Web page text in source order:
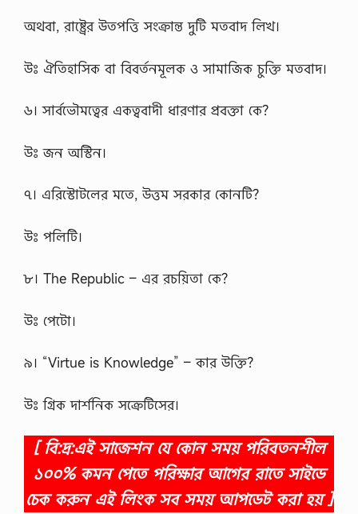
অথবা, রাষ্ট্রের উতপত্তি সংক্রান্ত দুটি মতবাদ লিখ।
উঃ ঐতিহাসিক বা বিবর্তনমূলক ও সামাজিক চুক্তি মতবাদ।
৬। সার্বভৌমত্বের একত্ববাদী ধারণার প্রবক্তা কে?
উঃ জন অস্টিন।
৭। এরিস্টোটলের মতে, উত্তম সরকার কোনটি?
উঃ পলিটি।
৮। The Republic – এর রচয়িতা কে?
উঃ পেটো।
৯। “Virtue is Knowledge” – কার উক্তি?
উঃ গ্রিক দার্শনিক সক্রেটিসের।
[ বি:দ্র:এই সাজেশন যে কোন সময় পরিবতনশীল
১০০% কমন পেতে পরিক্ষার আগের রাতে সাইডে
চেক করুন এই লিংক সব সময় আপডেট করা হয় ]